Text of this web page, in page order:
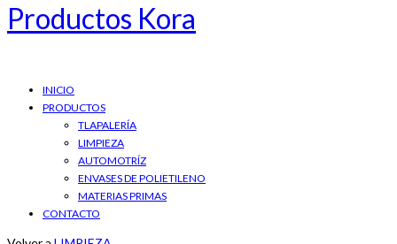
Productos Kora
INICIO
PRODUCTOS
TLAPALERÍA
LIMPIEZA
AUTOMOTRÍZ
ENVASES DE POLIETILENO
MATERIAS PRIMAS
CONTACTO